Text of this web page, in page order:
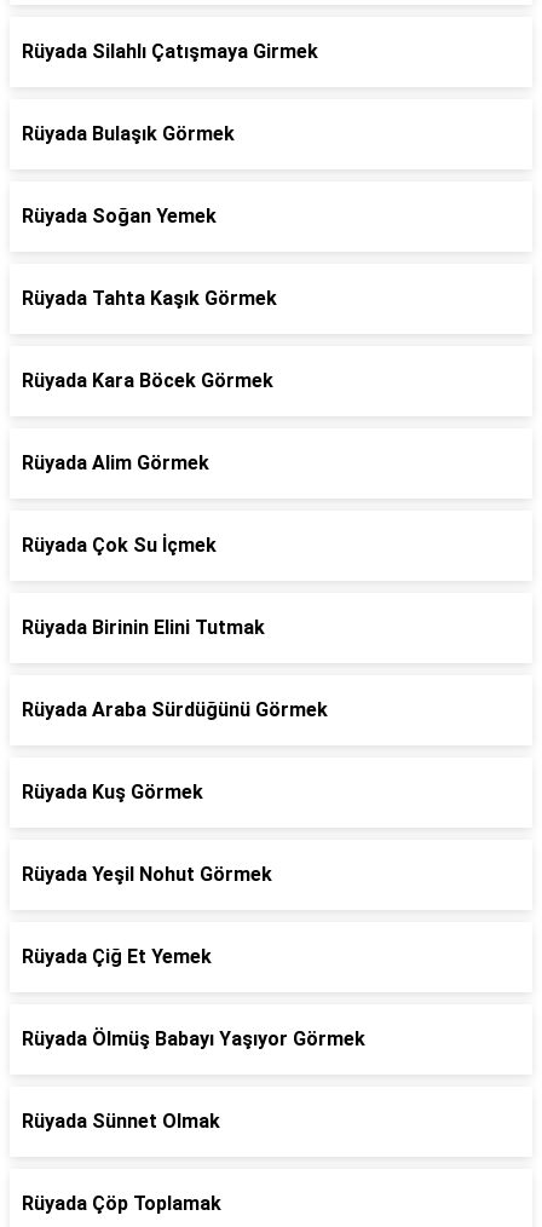
Rüyada Silahlı Çatışmaya Girmek
Rüyada Bulaşık Görmek
Rüyada Soğan Yemek
Rüyada Tahta Kaşık Görmek
Rüyada Kara Böcek Görmek
Rüyada Alim Görmek
Rüyada Çok Su İçmek
Rüyada Birinin Elini Tutmak
Rüyada Araba Sürdüğünü Görmek
Rüyada Kuş Görmek
Rüyada Yeşil Nohut Görmek
Rüyada Çiğ Et Yemek
Rüyada Ölmüş Babayı Yaşıyor Görmek
Rüyada Sünnet Olmak
Rüyada Çöp Toplamak